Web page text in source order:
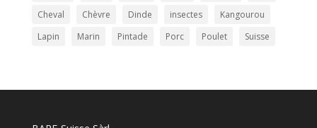
Cheval
Chèvre Dinde insectes
Kangourou
Lapin
Marin Pintade Porc Poulet Suisse